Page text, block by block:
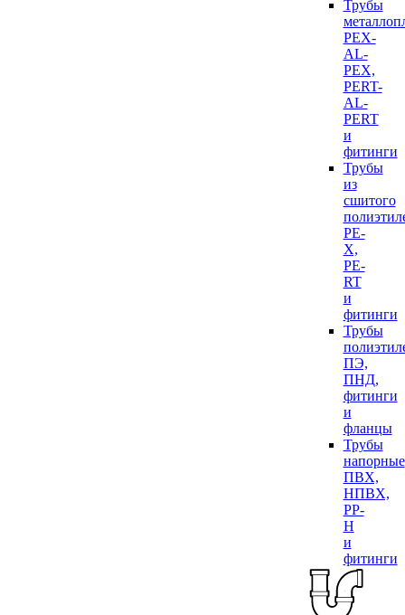
Трубы
PEX-
AL-
PEX,
PERT-
AL-
PERT
и
фитинги
Трубы
из
сшитого
PE-
X,
PE-
RT
и
фитинги
Трубы
ПЭ,
ПНД,
фитинги
и
фланцы
Трубы
напорные
ПВХ,
НПВХ,
PP-
H
и
фитинги